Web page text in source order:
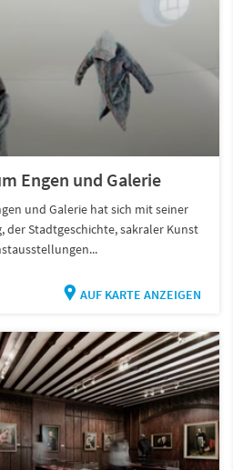
Engen und Galerie
und Galerie hat sich mit seiner
der Stadtgeschichte, sakraler Kunst
AUF KARTE ANZEIGEN